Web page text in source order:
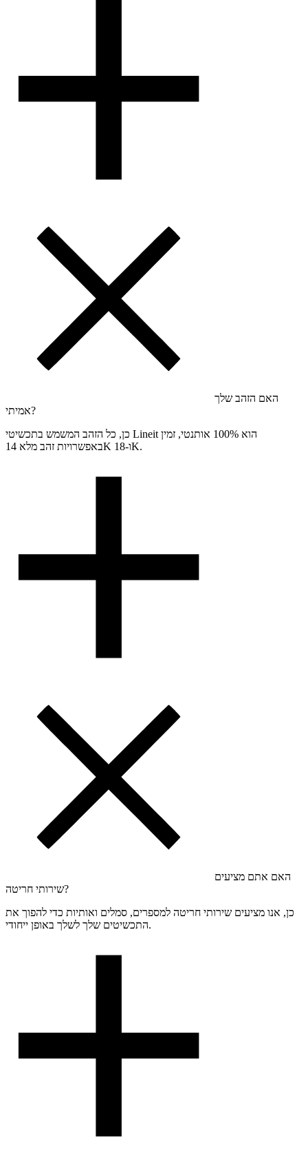
האם הזהב שלך
אמיתי?
כן, כל הזהב המשמש בתכשיטי Lineit הוא 100% אותנטי, זמין
באפשרויות זהב מלא 14K ו-18K.
האם אתם מציעים
שירותי חריטה?
כן, אנו מציעים שירותי חריטה למספרים, סמלים ואותיות כדי להפוך את
התכשיטים שלך לשלך באופן ייחודי.